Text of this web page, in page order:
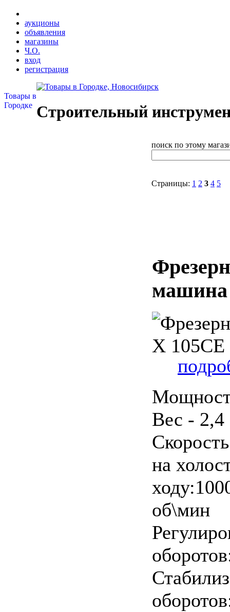
аукционы
объявления
магазины
Ч.О.
вход
регистрация
Товары в
Городке Строительный
поиск по этому
Страницы: 1 2 3 4 5
машина
Вес - 2,4
на
об\мин